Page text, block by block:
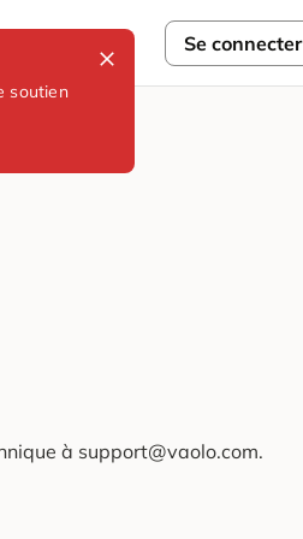
soutien
Se connecter
à support@vaolo.com.